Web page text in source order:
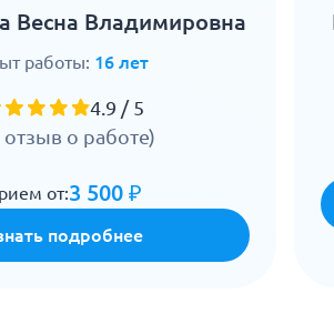
Весна Владимировна
работы: 16 лет
4.9 / 5
отзыв о работе)
от:3 500 ₽
подробнее